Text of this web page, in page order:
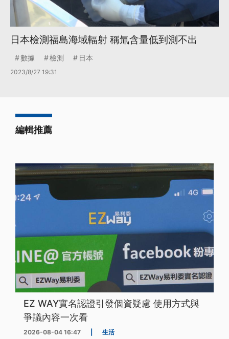
日本檢測福島海域輻射 稱氚含量低到測不出
數據 檢測 日本
2023/8/27 19:31
編輯推薦
EZ WAY實名認證引發個資疑慮 使用方式與
爭議內容一次看
2026-08-04 16:47 生活